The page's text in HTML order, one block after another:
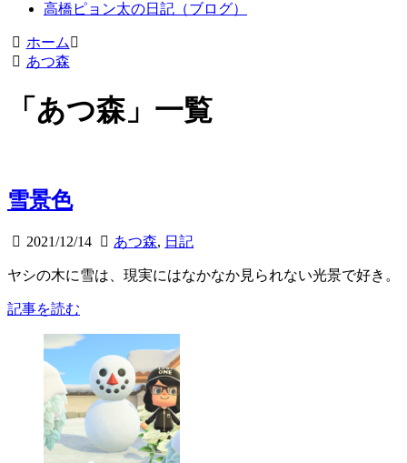
高橋ピョン太の日記（ブログ）
ホーム
あつ森
「 あつ森」 一覧
雪景色
2021/12/14 あつ森, 日記
ヤシの木に雪は、現実にはなかなか見られない光景で好き。
記事を読む